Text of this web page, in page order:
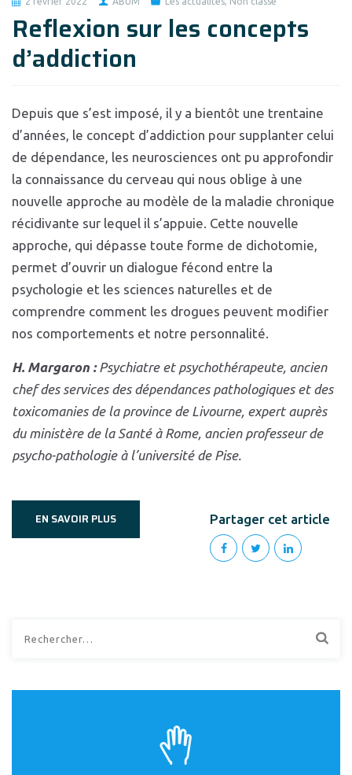
Reflexion sur les concepts
d’addiction
Depuis que s’est imposé, il y a bientôt une trentaine
d’années, le concept d’addiction pour supplanter celui
de dépendance, les neurosciences ont pu approfondir
la connaissance du cerveau qui nous oblige à une
nouvelle approche au modèle de la maladie chronique
récidivante sur lequel il s’appuie. Cette nouvelle
approche, qui dépasse toute forme de dichotomie,
permet d’ouvrir un dialogue fécond entre la
psychologie et les sciences naturelles et de
comprendre comment les drogues peuvent modifier
nos comportements et notre personnalité.
H. Margaron :Psychiatre et psychothérapeute, ancien
chef des services des dépendances pathologiques et des
toxicomanies de la province de Livourne, expert auprès
du ministère de la Santé à Rome, ancien professeur de
psycho-pathologie à l’université de Pise.
EN SAVOIR PLUS Partager cet article